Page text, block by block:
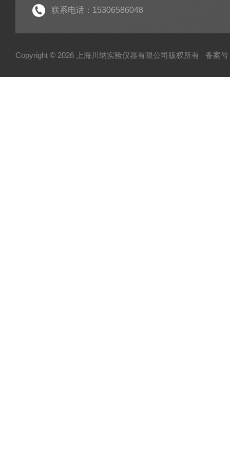
联系电话：15306586048
Copyright © 2026 上海川纳实验仪器有限公司版权所有 备案号